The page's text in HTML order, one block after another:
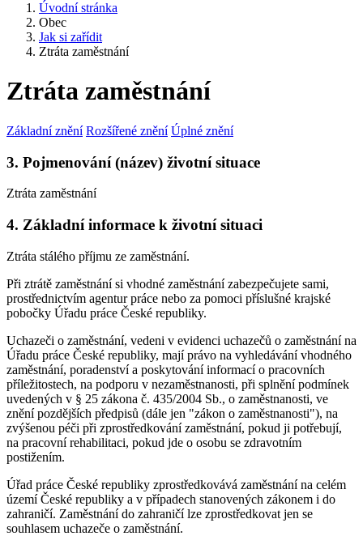
Úvodní stránka
Obec
Jak si zařídit
Ztráta zaměstnání
Ztráta zaměstnání
Základní znění Rozšířené znění Úplné znění
3. Pojmenování (název) životní situace
Ztráta zaměstnání
4. Základní informace k životní situaci
Ztráta stálého příjmu ze zaměstnání.
Při ztrátě zaměstnání si vhodné zaměstnání zabezpečujete sami,
prostřednictvím agentur práce nebo za pomoci příslušné krajské
pobočky Úřadu práce České republiky.
Uchazeči o zaměstnání, vedeni v evidenci uchazečů o zaměstnání na
Úřadu práce České republiky, mají právo na vyhledávání vhodného
zaměstnání, poradenství a poskytování informací o pracovních
příležitostech, na podporu v nezaměstnanosti, při splnění podmínek
uvedených v § 25 zákona č. 435/2004 Sb., o zaměstnanosti, ve
znění pozdějších předpisů (dále jen "zákon o zaměstnanosti"), na
zvýšenou péči při zprostředkování zaměstnání, pokud ji potřebují,
na pracovní rehabilitaci, pokud jde o osobu se zdravotním
postižením.
Úřad práce České republiky zprostředkovává zaměstnání na celém
území České republiky a v případech stanovených zákonem i do
zahraničí. Zaměstnání do zahraničí lze zprostředkovat jen se
souhlasem uchazeče o zaměstnání.